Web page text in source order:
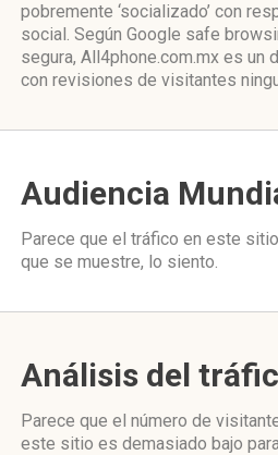
pobremente ‘socializado’ con
social. Según Google safe
segura, All4phone.com.mx es un
con revisiones de visitantes
Audiencia
Parece que el tráfico en este
que se muestre, lo siento.
Análisis del
Parece que el número de
este sitio es demasiado bajo